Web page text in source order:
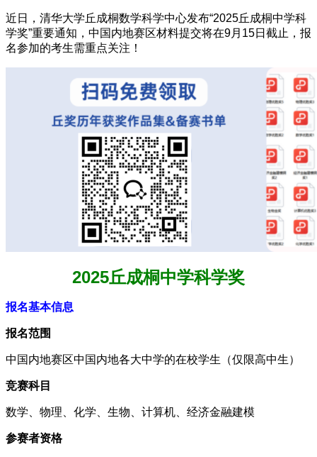
近日，清华大学丘成桐数学科学中心发布“2025丘成桐中学科
学奖”重要通知，中国内地赛区材料提交将在9月15日截止，报
名参加的考生需重点关注！
2025丘成桐中学科学奖
报名基本信息
报名范围
中国内地赛区中国内地各大中学的在校学生（仅限高中生）
竞赛科目
数学、物理、化学、生物、计算机、经济金融建模
参赛者资格